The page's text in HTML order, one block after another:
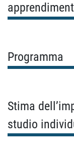
Programma
Stima
studio